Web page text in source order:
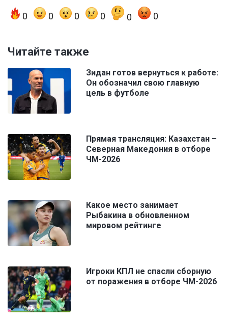
0 0 0 0 0 0
Читайте также
Зидан готов вернуться к работе:
Он обозначил свою главную
цель в футболе
Прямая трансляция: Казахстан –
Северная Македония в отборе
ЧМ-2026
Какое место занимает
Рыбакина в обновленном
мировом рейтинге
Игроки КПЛ не спасли сборную
от поражения в отборе ЧМ-2026